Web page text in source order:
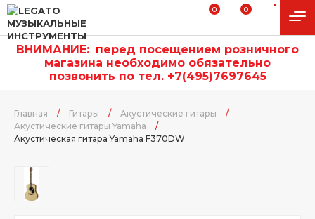
0 0
ВНИМАНИЕ: перед посещением розничного
магазина необходимо обязательно
позвонить по тел. +7(495)7697645
Главная / Гитары / Акустические гитары
/
Акустические гитары Yamaha
/
Акустическая гитара Yamaha F370DW